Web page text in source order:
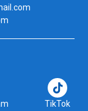
TikTok